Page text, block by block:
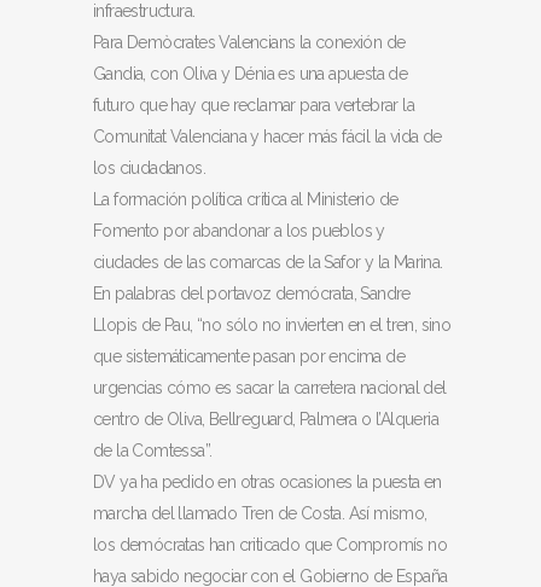
infraestructura.
Para Demòcrates Valencians la conexión de
Gandia, con Oliva y Dénia es una apuesta de
futuro que hay que reclamar para vertebrar la
Comunitat Valenciana y hacer más fácil la vida de
los ciudadanos.
La formación política critica al Ministerio de
Fomento por abandonar a los pueblos y
ciudades de las comarcas de la Safor y la Marina.
En palabras del portavoz demócrata, Sandre
Llopis de Pau, “no sólo no invierten en el tren, sino
que sistemáticamente pasan por encima de
urgencias cómo es sacar la carretera nacional del
centro de Oliva, Bellreguard, Palmera o l’Alqueria
de la Comtessa”.
DV ya ha pedido en otras ocasiones la puesta en
marcha del llamado Tren de Costa. Así mismo,
los demócratas han criticado que Compromís no
haya sabido negociar con el Gobierno de España